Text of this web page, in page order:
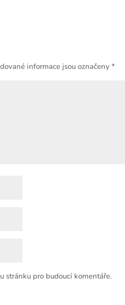
informace jsou označeny*
stránku pro budoucí komentáře.